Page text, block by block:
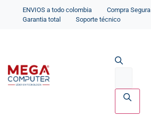
ENVIOS a todo colombia
Compra Segura
Garantia total
Soporte técnico